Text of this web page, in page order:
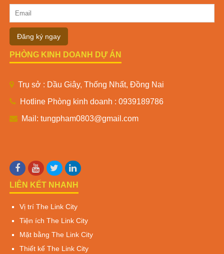
Đăng ký ngay
PHÒNG KINH DOANH DỰ ÁN
Trụ sở : Dầu Giây, Thống Nhất, Đồng Nai
Hotline Phòng kinh doanh : 0939189786
Mail: tungpham0803@gmail.com
LIÊN KẾT NHANH
Vị trí The Link City
Tiện ích The Link City
Mặt bằng The Link City
Thiết kế The Link City